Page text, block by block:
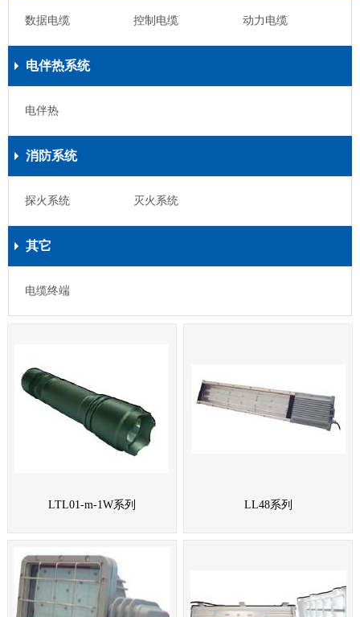
数据电缆 控制电缆 动力电缆
电伴热系统
电伴热
消防系统
探火系统 灭火系统
其它
电缆终端
LTL01-m-1W系列 LL48系列